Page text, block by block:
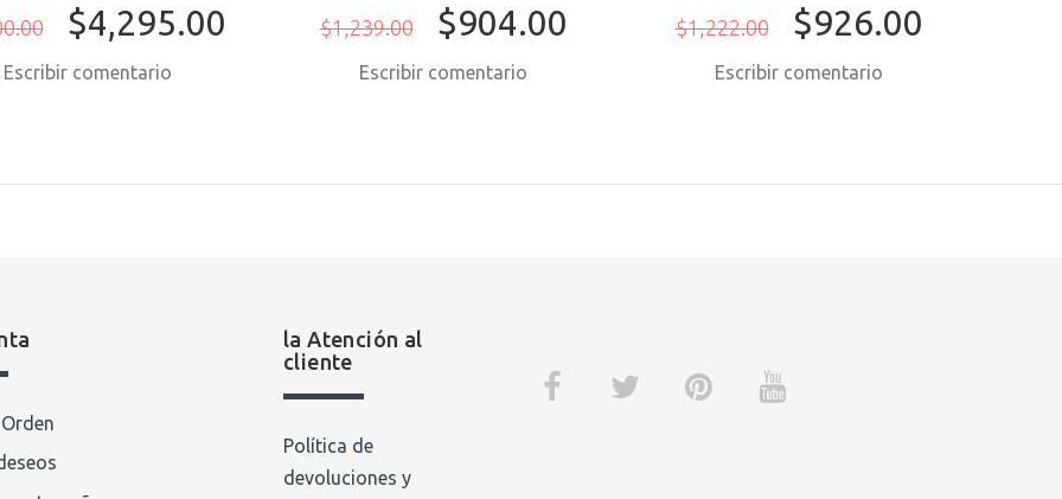
$4,295.00
Escribir comentario
$1,239.00 $904.00
Escribir comentario
$1,222.00 $926.00
Escribir comentario
la Atención al
cliente
Política de
devoluciones y